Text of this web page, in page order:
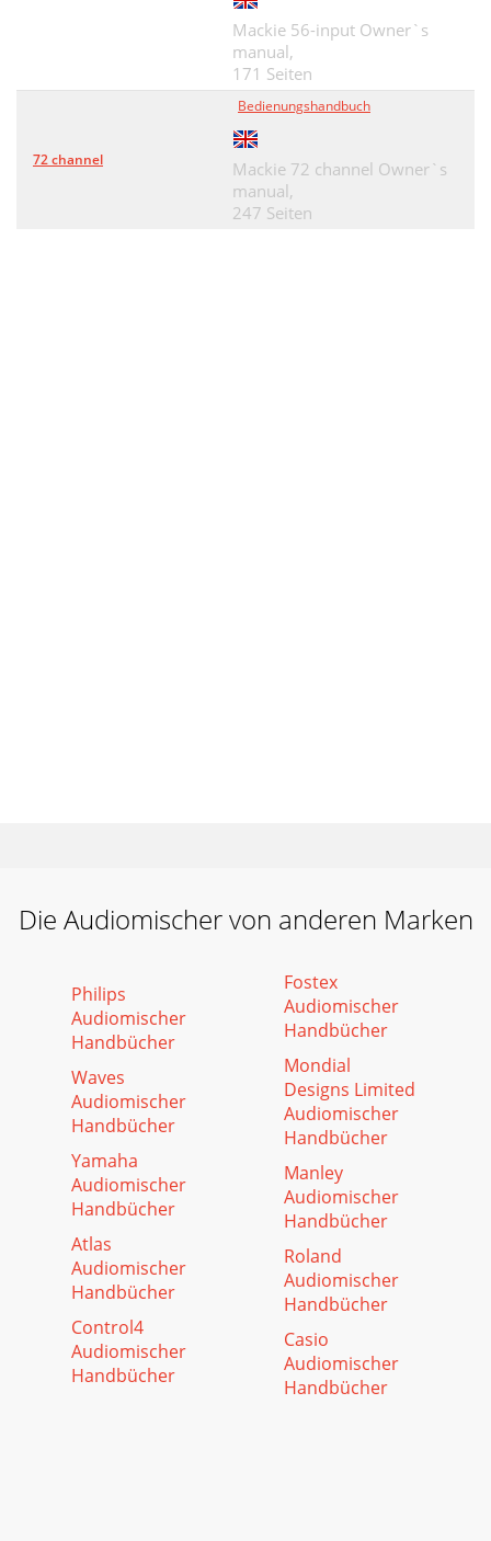
Mackie 56-input Owner`s
manual,
171 Seiten
72 channel
Bedienungshandbuch
Mackie 72 channel Owner`s
manual,
247 Seiten
Die Audiomischer von anderen Marken
Philips
Audiomischer
Handbücher
Waves
Audiomischer
Handbücher
Yamaha
Audiomischer
Handbücher
Atlas
Audiomischer
Handbücher
Control4
Audiomischer
Handbücher
Fostex
Audiomischer
Handbücher
Mondial
Designs Limited
Audiomischer
Handbücher
Manley
Audiomischer
Handbücher
Roland
Audiomischer
Handbücher
Casio
Audiomischer
Handbücher